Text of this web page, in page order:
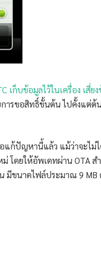
เก็บข้อมูลไว้ในเครื่อง เสี่ยง
การขอสิทธิ์ขั้นต้น ไปคั้งแต่
แก้ปัญหานี้แล้ว แม้ว่าจะไม่
ดยให้อัพเดทผ่าน OTA สำ
มีขนาดไฟล์ประมาณ 9 MB